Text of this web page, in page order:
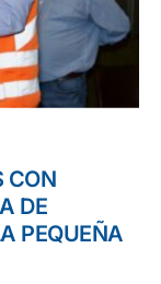
CON
DE
PEQUEÑA